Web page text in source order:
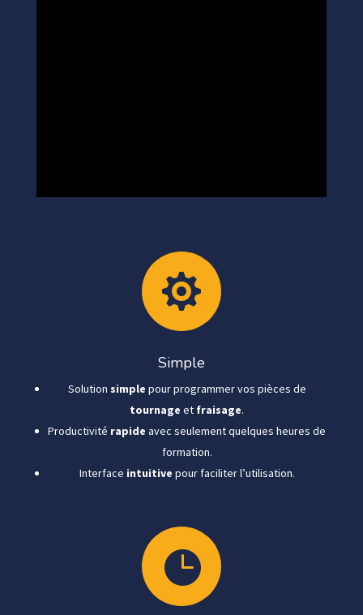

Simple
Solution simple pour programmer vos pièces de
tournage et fraisage.
Productivité rapide avec seulement quelques heures de
formation.
Interface intuitive pour faciliter l’utilisation.
